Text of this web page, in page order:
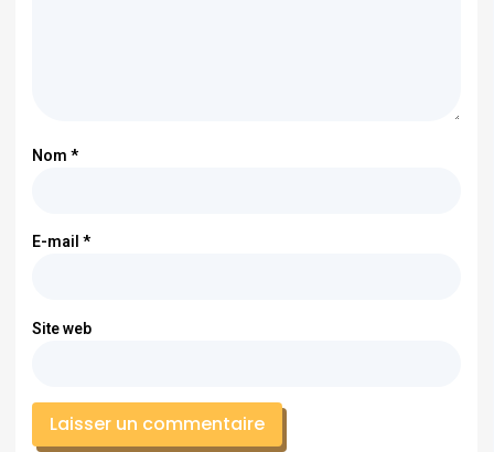
Nom*
E-mail*
Site web